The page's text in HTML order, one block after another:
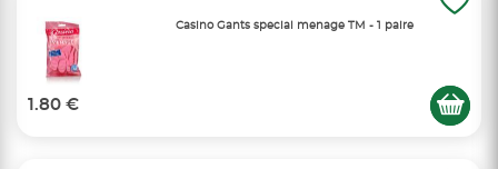
Casino Gants special menage TM - 1 paire
1.80 €